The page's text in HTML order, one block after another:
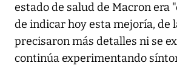
estado de salud de Macron era
de indicar hoy esta mejoría, de
precisaron más detalles ni se
continúa experimentando